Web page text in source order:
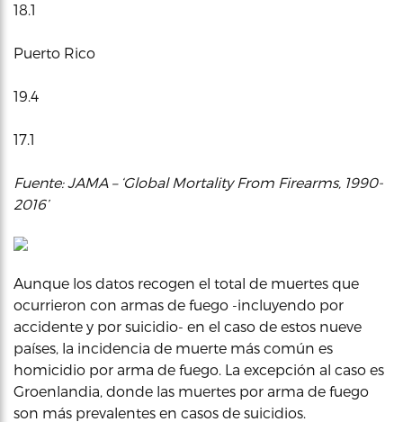
18.1
Puerto Rico
19.4
17.1
Fuente: JAMA – ‘Global Mortality From Firearms, 1990-
2016’
Aunque los datos recogen el total de muertes que
ocurrieron con armas de fuego -incluyendo por
accidente y por suicidio- en el caso de estos nueve
países, la incidencia de muerte más común es
homicidio por arma de fuego. La excepción al caso es
Groenlandia, donde las muertes por arma de fuego
son más prevalentes en casos de suicidios.